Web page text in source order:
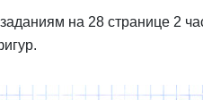
на 28 странице 2